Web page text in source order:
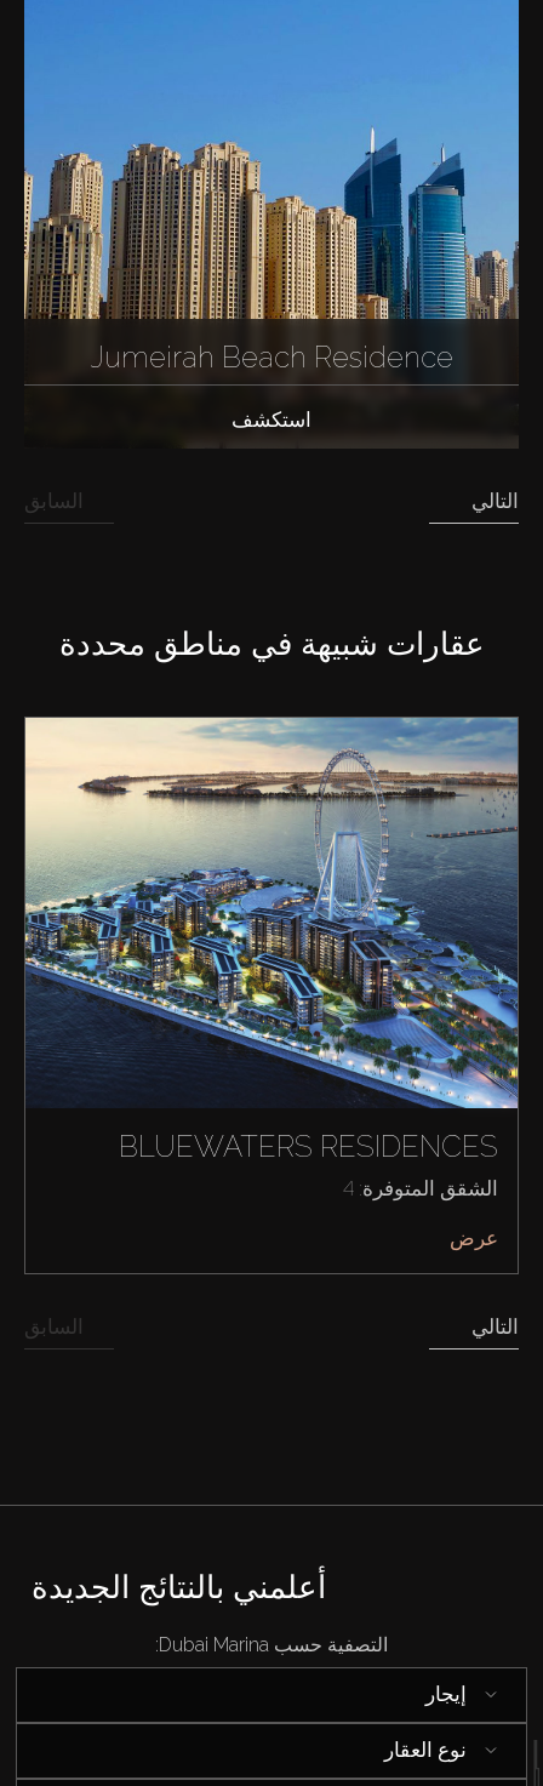
Jumeirah Beach Residence
استكشف
السابق التالي
عقارات شبيهة في مناطق محددة
BLUEWATERS RESIDENCES
الشقق المتوفرة: 4
عرض
السابق التالي
أعلمني بالنتائج الجديدة
التصفية حسب Dubai Marina:
إيجار
نوع العقار